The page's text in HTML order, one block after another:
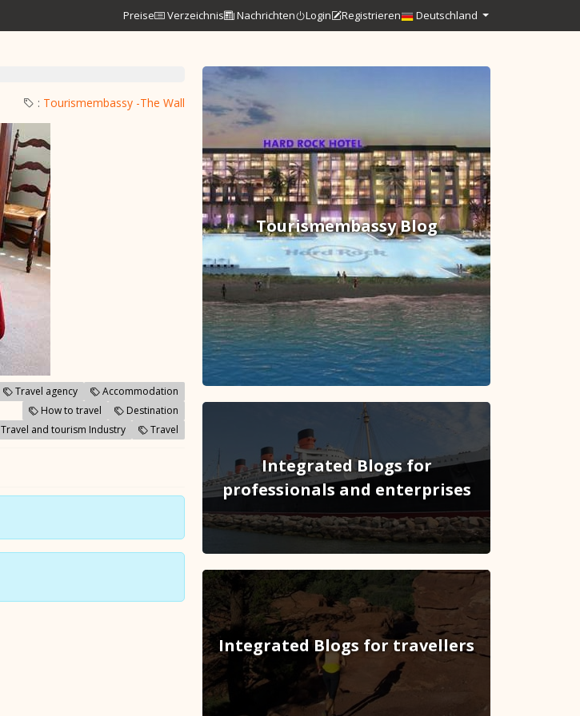
Preise Verzeichnis Nachrichten Login Registrieren Deutschland
: Tourismembassy -The Wall
Travel agency
Accommodation
How to travel
Destination
Travel and tourism Industry
Travel
Tourismembassy Blog
Integrated Blogs for
professionals and enterprises
Integrated Blogs for travellers